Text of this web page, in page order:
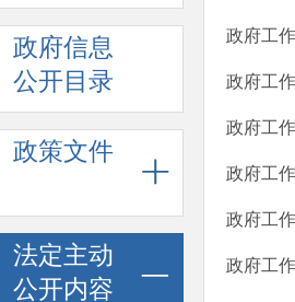
政府信息
公开目录
政策文件
法定主动
公开内容
政府工
政府工
政府工
政府工
政府工
政府工